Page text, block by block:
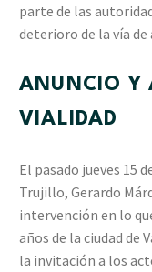
parte de las
deterioro de la vía de
ANUNCIO Y
VIALIDAD
El pasado jueves 15
Trujillo, Gerardo
intervención en lo
años de la ciudad de
la invitación a los